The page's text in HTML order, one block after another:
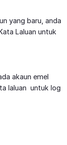
yang baru, anda
Laluan untuk
akaun emel
laluan untuk log